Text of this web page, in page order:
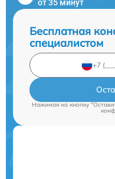
от 35 минут
Бесплатная
специалистом
Нажимая на кнопку